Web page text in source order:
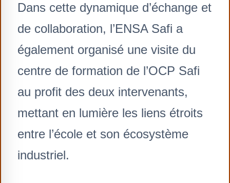
Dans cette dynamique d’échange et
de collaboration, l’ENSA Safi a
également organisé une visite du
centre de formation de l’OCP Safi
au profit des deux intervenants,
mettant en lumière les liens étroits
entre l’école et son écosystème
industriel.